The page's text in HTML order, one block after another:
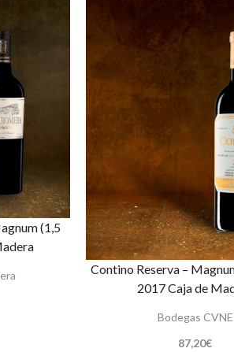
(1,5
Contino Reserva –
2017 Caja de
Bodegas CVNE
87,20€